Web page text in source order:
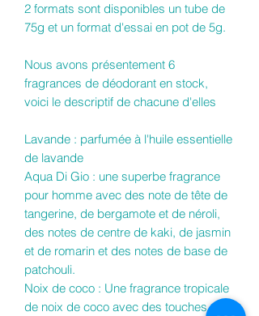
2 formats sont disponibles un tube de
75g et un format d'essai en pot de 5g.
Nous avons présentement 6
fragrances de déodorant en stock,
voici le descriptif de chacune d'elles
Lavande : parfumée à l'huile essentielle
de lavande
Aqua Di Gio : une superbe fragrance
pour homme avec des note de tête de
tangerine, de bergamote et de néroli,
des notes de centre de kaki, de jasmin
et de romarin et des notes de base de
patchouli.
Noix de coco : Une fragrance tropicale
de noix de coco avec des touches de